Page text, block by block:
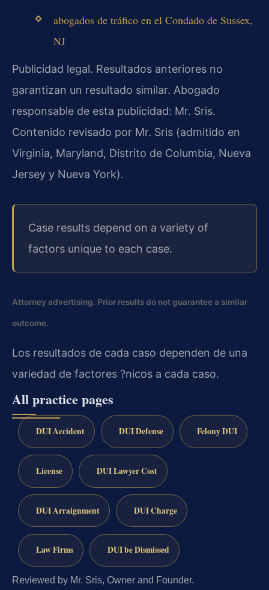
abogados de tráfico en el Condado de Sussex,
NJ
Publicidad legal. Resultados anteriores no
garantizan un resultado similar. Abogado
responsable de esta publicidad: Mr. Sris.
Contenido revisado por Mr. Sris (admitido en
Virginia, Maryland, Distrito de Columbia, Nueva
Jersey y Nueva York).
Case results depend on a variety of
factors unique to each case.
Attorney advertising. Prior results do not guarantee a similar
outcome.
Los resultados de cada caso dependen de una
variedad de factores ?nicos a cada caso.
All practice pages
DUI Accident DUI Defense Felony DUI
License DUI Lawyer Cost
DUI Arraignment DUI Charge
Law Firms DUI be Dismissed
Reviewed by Mr. Sris, Owner and Founder.